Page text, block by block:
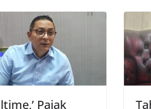
Pajak